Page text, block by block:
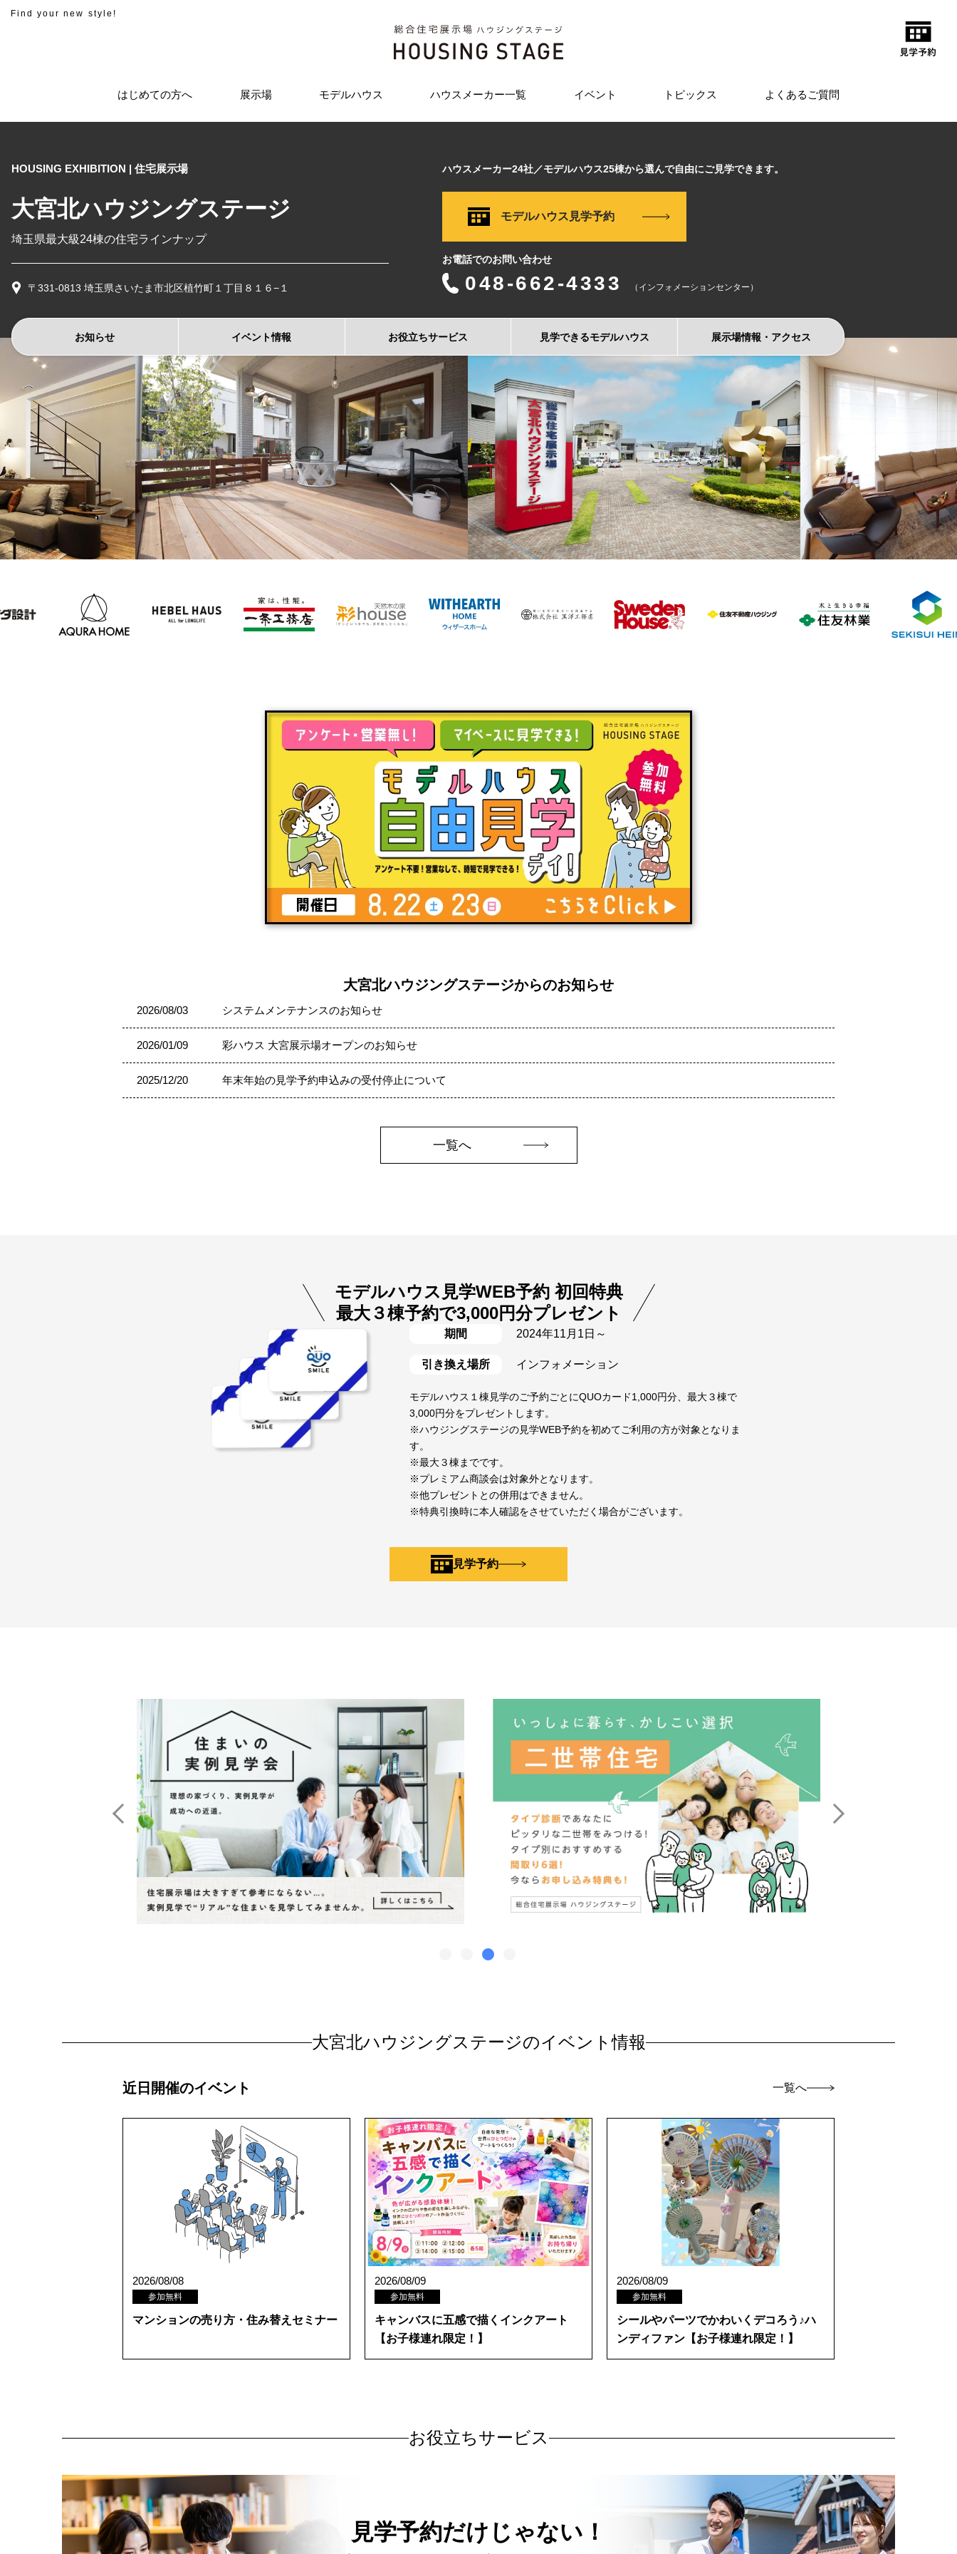
Find your new style!
はじめての方へ 展示場 モデルハウス ハウスメーカー一覧 イベント トピックス よくあるご質問
HOUSING EXHIBITION | 住宅展示場
大宮北ハウジングステージ
埼玉県最大級24棟の住宅ラインナップ
〒331-0813 埼玉県さいたま市北区植竹町１丁目８１６−１
ハウスメーカー24社／モデルハウス25棟から選んで自由にご見学できます。
モデルハウス見学予約
お電話でのお問い合わせ
048-662-4333 （インフォメーションセンター）
お知らせ イベント情報 お役立ちサービス 見学できるモデルハウス 展示場情報 ・ アクセス
大宮北ハウジングステージからのお知らせ
2026/08/03 システムメンテナンスのお知らせ
2026/01/09 彩ハウス 大宮展示場オープンのお知らせ
2025/12/20 年末年始の見学予約申込みの受付停止について
一覧へ
モデルハウス見学WEB予約 初回特典
最大３棟予約で3,000円分プレゼント
期間 2024年11月1日～
引き換え場所 インフォメーション
モデルハウス１棟見学のご予約ごとにQUOカード1,000円分、最大３棟で
3,000円分をプレゼントします。
※ハウジングステージの見学WEB予約を初めてご利用の方が対象となりま
す。
※最大３棟までです。
※プレミアム商談会は対象外となります。
※他プレゼントとの併用はできません。
※特典引換時に本人確認をさせていただく場合がございます。
見学予約
大宮北ハウジングステージのイベント情報
近日開催のイベント 一覧へ
2026/08/08
参加無料
マンションの売り方・住み替えセミナー
2026/08/09
参加無料
キャンバスに五感で描くインクアート
【お子様連れ限定！】
2026/08/09
参加無料
シールやパーツでかわいくデコろう♪ハ
ンディファン【お子様連れ限定！】
お役立ちサービス
見学予約だけじゃない！